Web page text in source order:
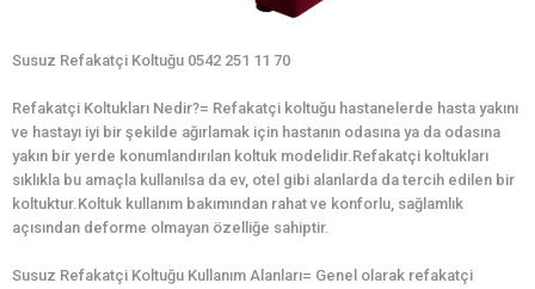
Susuz Refakatçi Koltuğu 0542 251 11 70
Refakatçi Koltukları Nedir?= Refakatçi koltuğu hastanelerde hasta yakını
ve hastayı iyi bir şekilde ağırlamak için hastanın odasına ya da odasına
yakın bir yerde konumlandırılan koltuk modelidir.Refakatçi koltukları
sıklıkla bu amaçla kullanılsa da ev, otel gibi alanlarda da tercih edilen bir
koltuktur.Koltuk kullanım bakımından rahat ve konforlu, sağlamlık
açısından deforme olmayan özelliğe sahiptir.
Susuz Refakatçi Koltuğu Kullanım Alanları= Genel olarak refakatçi